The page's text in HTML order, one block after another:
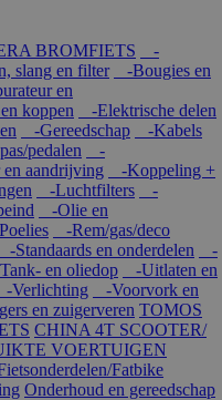
BROMFIETS
-
slang en filter
-Bougies en
en
koppen
-Elektrische delen
-Gereedschap
-Kabels
pedalen
-
aandrijving
-Koppeling +
-Luchtfilters
-
-Olie en
-Rem/gas/deco
-Standaards en onderdelen
-
en oliedop
-Uitlaten en
-Verlichting
-Voorvork en
en zuigerveren TOMOS
CHINA 4T SCOOTER/
VOERTUIGEN
Fatbike
Onderhoud en gereedschap